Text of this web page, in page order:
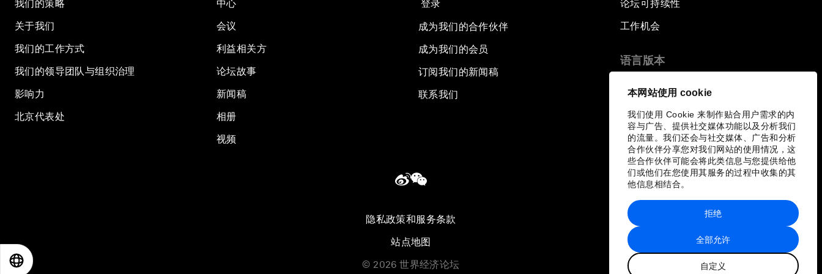
本网站使用 cookie
我们使用 Cookie 来制作贴合用户需求的内
容与广告、提供社交媒体功能以及分析我们
的流量。我们还会与社交媒体、广告和分析
合作伙伴分享您对我们网站的使用情况，这
些合作伙伴可能会将此类信息与您提供给他
们或他们在您使用其服务的过程中收集的其
他信息相结合。
全部允许
自定义
拒绝
我们的策略
关于我们
我们的工作方式
我们的领导团队与组织治理
影响力
北京代表处
中心
会议
利益相关方
论坛故事
新闻稿
相册
视频
登录
成为我们的合作伙伴
成为我们的会员
订阅我们的新闻稿
联系我们
论坛可持续性
工作机会
语言版本
隐私政策和服务条款
站点地图
© 2026 世界经济论坛